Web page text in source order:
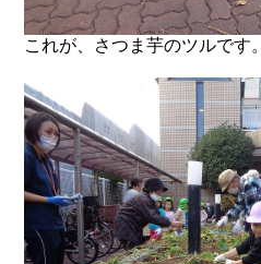
これが、さつま芋のツルです。